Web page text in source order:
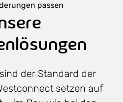
passen
der Standard der
setzen auf